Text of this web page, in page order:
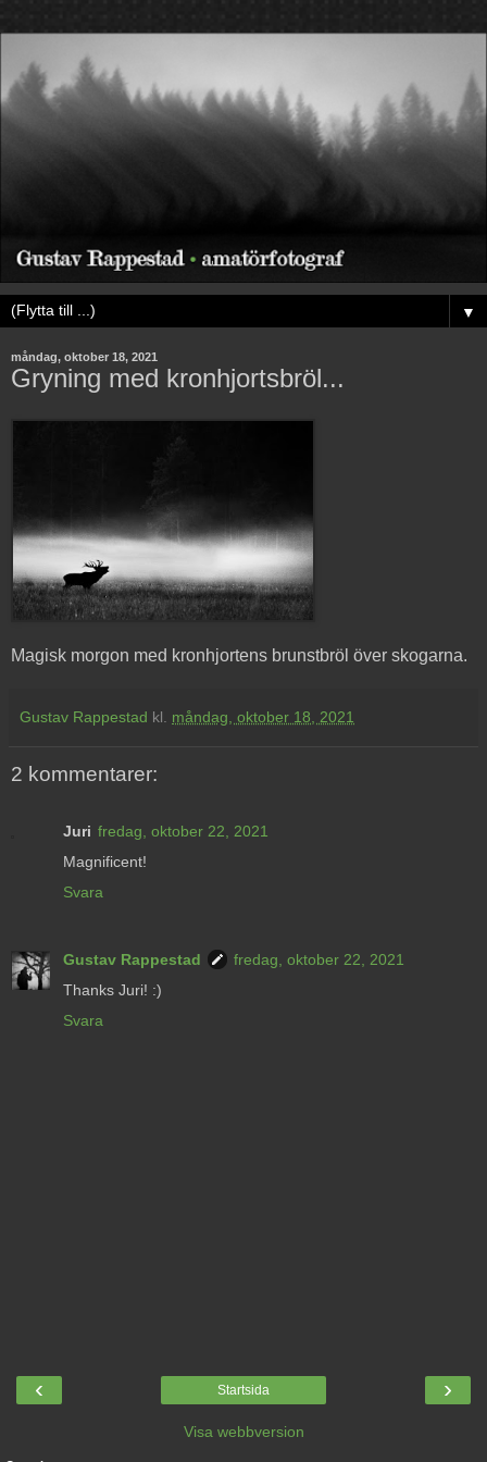
▼
måndag, oktober 18, 2021
Gryning med kronhjortsbröl...
Magisk morgon med kronhjortens brunstbröl över skogarna.
Gustav Rappestad kl. måndag, oktober 18, 2021
2 kommentarer:
Juri fredag, oktober 22, 2021
Magnificent!
Svara
Gustav Rappestad
fredag, oktober 22, 2021
Thanks Juri! :)
Svara
‹ ›
Startsida
Visa webbversion